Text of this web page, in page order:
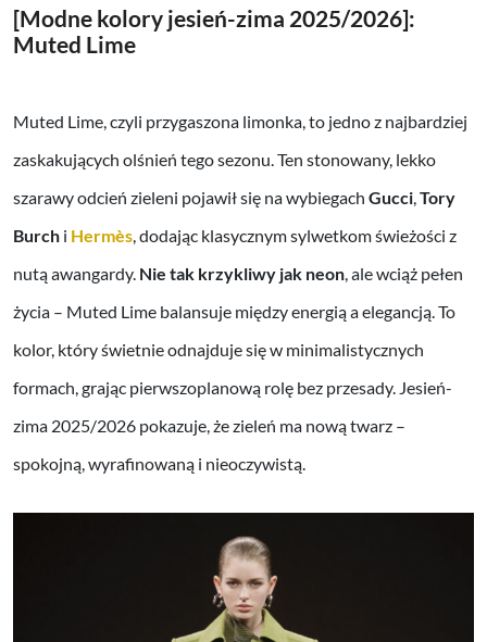
[Modne kolory jesień-zima 2025/2026]:
Muted Lime
Muted Lime, czyli przygaszona limonka, to jedno z najbardziej
zaskakujących olśnień tego sezonu. Ten stonowany, lekko
szarawy odcień zieleni pojawił się na wybiegach Gucci,Tory
Burch i Hermès, dodając klasycznym sylwetkom świeżości z
nutą awangardy. Nie tak krzykliwy jak neon, ale wciąż pełen
życia – Muted Lime balansuje między energią a elegancją. To
kolor, który świetnie odnajduje się w minimalistycznych
formach, grając pierwszoplanową rolę bez przesady. Jesień-
zima 2025/2026 pokazuje, że zieleń ma nową twarz –
spokojną, wyrafinowaną i nieoczywistą.